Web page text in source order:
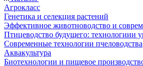
Агрокласс
Генетика и селекция растений
Эффективное животноводство и
Птицеводство будущего: технологиии
Современные технологии пчеловодства
Аквакультура
Биотехнологии и пищевое